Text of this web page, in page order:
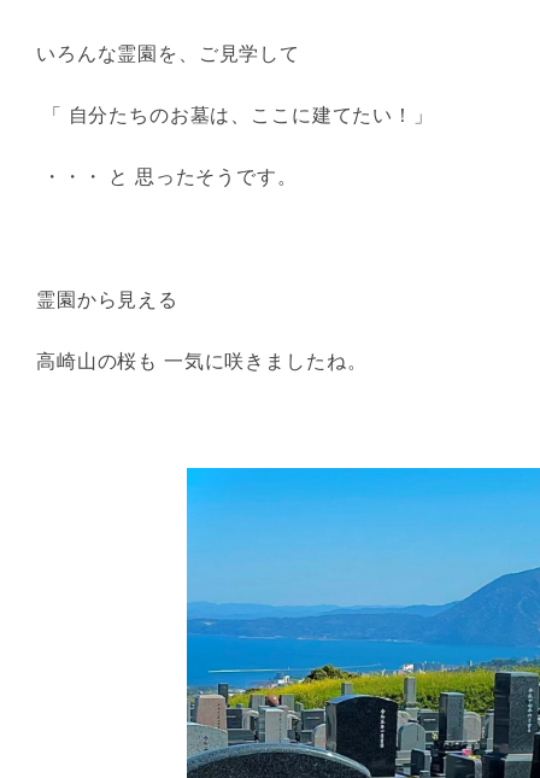
いろんな霊園を、ご見学して
「 自分たちのお墓は、ここに建てたい！」
・・・ と 思ったそうです。
霊園から見える
高崎山の桜も 一気に咲きましたね。